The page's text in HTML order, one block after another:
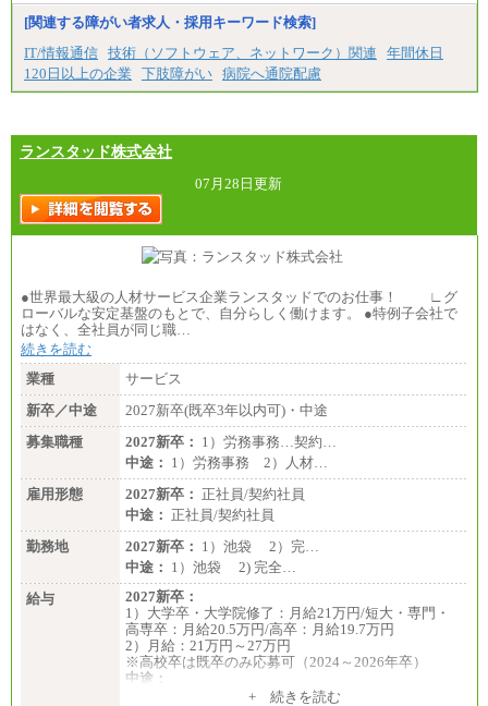
[関連する障がい者求人・採用キーワード検索]
IT/情報通信 技術（ソフトウェア、ネットワーク）関連
年間休日
120日以上の企業
下肢障がい 病院へ通院配慮
ランスタッド株式会社
07月28日更新
●世界最大級の人材サービス企業ランスタッドでのお仕事！ ∟グ
ローバルな安定基盤のもとで、自分らしく働けます。 ●特例子会社で
はなく、全社員が同じ職…
続きを読む
業種
サービス
新卒／中途
2027新卒(既卒3年以内可)・中途
募集職種
2027新卒： 1）労務事務…契約…
中途： 1）労務事務 2）人材…
雇用形態
2027新卒： 正社員/契約社員
中途： 正社員/契約社員
勤務地
2027新卒： 1）池袋 2）完…
中途： 1）池袋 2) 完全…
給与
2027新卒：
1）大学卒・大学院修了：月給21万円/短大・専門・
高専卒：月給20.5万円/高卒：月給19.7万円
2）月給：21万円～27万円
※高校卒は既卒のみ応募可（2024～2026年卒）
中途：
1）月給：21万円～25万円+ 続きを読む